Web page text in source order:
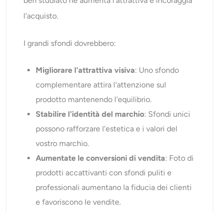
l'acquisto.
I grandi sfondi dovrebbero:
Migliorare l'attrattiva visiva: Uno sfondo
complementare attira l'attenzione sul
prodotto mantenendo l'equilibrio.
Stabilire l'identità del marchio: Sfondi unici
possono rafforzare l'estetica e i valori del
vostro marchio.
Aumentate le conversioni di vendita: Foto di
prodotti accattivanti con sfondi puliti e
professionali aumentano la fiducia dei clienti
e favoriscono le vendite.